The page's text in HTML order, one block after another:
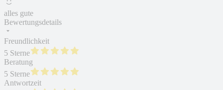
alles gute
Bewertungsdetails
Freundlichkeit
5 Sterne
Beratung
5 Sterne
Antwortzeit